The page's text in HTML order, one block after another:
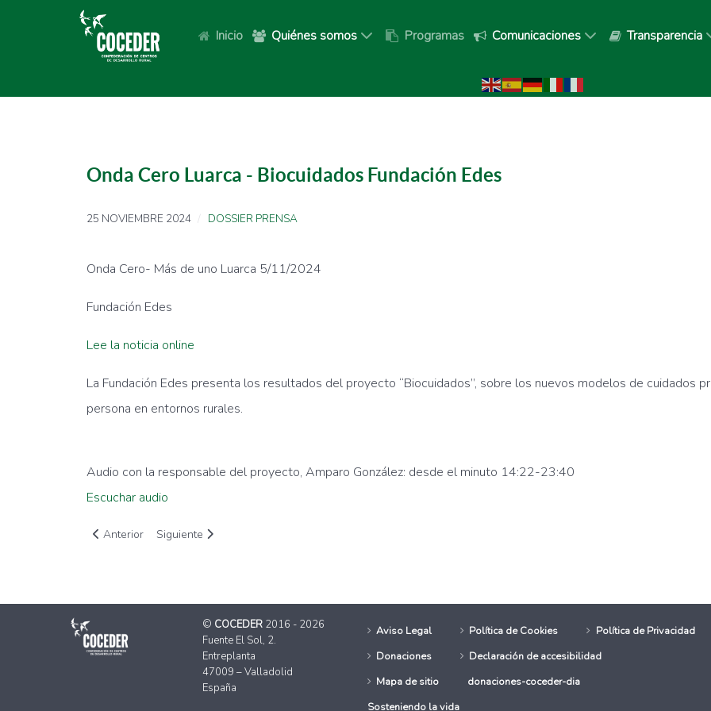
Inicio Quiénes somos Programas Comunicaciones Transparencia
Onda Cero Luarca - Biocuidados Fundación Edes
25 NOVIEMBRE 2024 DOSSIER PRENSA
Onda Cero- Más de uno Luarca 5/11/2024
Fundación Edes
Lee la noticia online
La Fundación Edes presenta los resultados del proyecto “Biocuidados”, sobre los nuevos modelos de cuidados
persona en entornos rurales.
Audio con la responsable del proyecto, Amparo González: desde el minuto 14:22-23:40
Escuchar audio
Artículo anterior: SER Occidente Navia- Biocuidados Fundación Edes
Anterior Artículo siguiente: Hoy por Hoy Gandia- CDR La Safor Biocuidados
Siguiente
© COCEDER 2016 - 2026
Fuente El Sol, 2.
Entreplanta
47009 – Valladolid
España
Aviso Legal Política de Cookies
Política de Privacidad
Donaciones
Declaración de accesibilidad
Mapa de sitio
donaciones-coceder-dia
Sosteniendo la vida